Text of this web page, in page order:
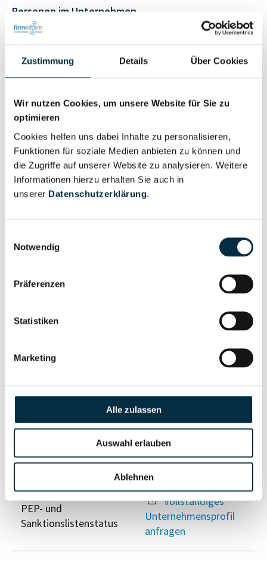
Zustimmung Details Über Cookies
Wir nutzen Cookies, um unsere Website für Sie zu
optimieren
Cookies helfen uns dabei Inhalte zu personalisieren,
Funktionen für soziale Medien anbieten zu können und
die Zugriffe auf unserer Website zu analysieren. Weitere
Informationen hierzu erhalten Sie auch in
unserer Datenschutzerklärung.
Notwendig
Präferenzen
Statistiken
Marketing
Alle zulassen
Auswahl erlauben
Ablehnen
Personen im Unternehmen
Geschäftsführer (1)
Nutzer
Wirtschaftlich
Vollständiges
anfragen
Eigentums- und Kontrollstruktur
Gesellschafterstruktur
Unternehmensprofil
Unternehmensnetzwerk
Unternehmensprofil
Berechtigten Pfad
Risikoinformationen
PEP- und
Sanktionslistenstatus
Vollständiges
Unternehmensprofil
anfragen